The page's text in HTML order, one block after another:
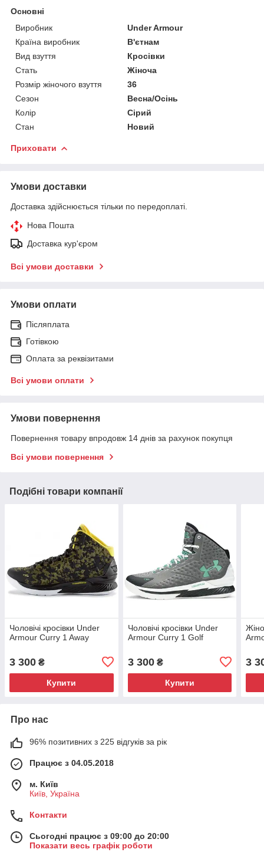
Основні
Виробник
Under Armour
Країна виробник
В'єтнам
Вид взуття
Кросівки
Стать
Жіноча
Розмір жіночого взуття
36
Сезон
Весна/Осінь
Колір
Сірий
Стан
Новий
Приховати
Умови доставки
Доставка здійснюється тільки по передоплаті.
Нова Пошта
Доставка кур'єром
Всі умови доставки
Умови оплати
Післяплата
Готівкою
Оплата за реквізитами
Всі умови оплати
Умови повернення
Повернення товару впродовж 14 днів за рахунок покупця
Всі умови повернення
Подібні товари компанії
Чоловічі кросівки Under
Armour Curry 1 Away
3 300 ₴
Купити
Чоловічі кросівки Under
Armour Curry 1 Golf
3 300₴
Купити
3
Про нас
96% позитивних з 225 відгуків за рік
Працює з 04.05.2018
м. Київ
Київ, Україна
Контакти
Сьогодні працює з 09:00 до 20:00
Показати весь графік роботи